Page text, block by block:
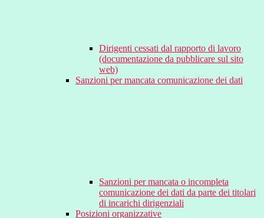
Dirigenti cessati dal rapporto di lavoro
(documentazione da pubblicare sul sito
web)
Sanzioni per mancata comunicazione dei dati
Sanzioni per mancata o incompleta
comunicazione dei dati da parte dei titolari
di incarichi dirigenziali
Posizioni organizzative